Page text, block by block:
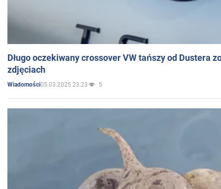
Długo oczekiwany crossover VW tańszy od Dustera
zdjęciach
Wiadomości05.03.2025 23:23 5